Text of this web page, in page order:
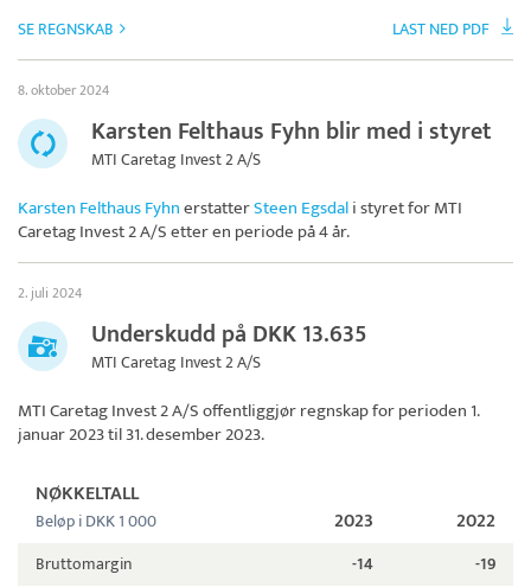
SE REGNSKAB LAST NED PDF
8. oktober 2024
Karsten Felthaus Fyhn blir med i styret
MTI Caretag Invest 2 A/S
Karsten Felthaus FyhnerstatterSteen Egsdali styret forMTI
Caretag Invest 2 A/Setter en periode på 4 år.
2. juli 2024
Underskudd på DKK 13.635
MTI Caretag Invest 2 A/S
MTI Caretag Invest 2 A/Soffentliggjør regnskap for perioden 1.
januar 2023 til 31. desember 2023.
NØKKELTALL
Beløp i DKK 1 000 2023 2022
Bruttomargin -14
-19